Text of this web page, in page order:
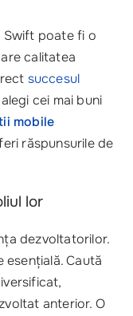
poate fi o
calitatea
succesul
cei mai buni
mobile
răspunsurile de
lor
dezvoltatorilor.
esențială. Caută
anterior. O